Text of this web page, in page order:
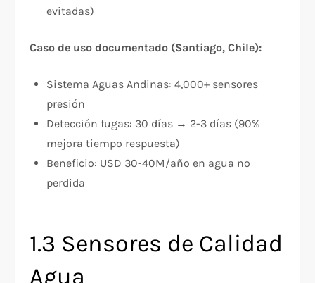
evitadas)
Caso de uso documentado (Santiago, Chile):
Sistema Aguas Andinas: 4,000+ sensores
presión
Detección fugas: 30 días → 2-3 días (90%
mejora tiempo respuesta)
Beneficio: USD 30-40M/año en agua no
perdida
1.3 Sensores de Calidad
Agua